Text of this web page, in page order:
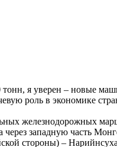
я уверен – новые
роль в экономике
железнодорожных
западную часть
стороны) –